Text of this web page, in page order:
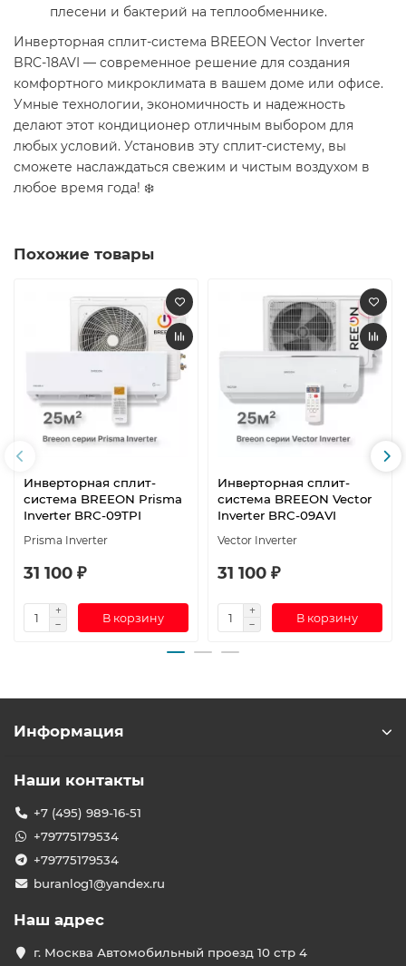
плесени и бактерий на теплообменнике.
Инверторная сплит-система BREEON Vector Inverter
BRC-18AVI — современное решение для создания
комфортного микроклимата в вашем доме или офисе.
Умные технологии, экономичность и надежность
делают этот кондиционер отличным выбором для
любых условий. Установив эту сплит-систему, вы
сможете наслаждаться свежим и чистым воздухом в
любое время года! ❄️
Похожие товары
Инверторная сплит-
система BREEON Prisma
Inverter BRC-09TPI
Prisma Inverter
31 100 ₽
В корзину
Инверторная сплит-
система BREEON Vector
Inverter BRC-09AVI
Vector Inverter
31 100 ₽
В корзину
Информация
Наши контакты
+7 (495) 989-16-51
+79775179534
+79775179534
buranlog1@yandex.ru
Наш адрес
г. Москва Автомобильный проезд 10 стр 4